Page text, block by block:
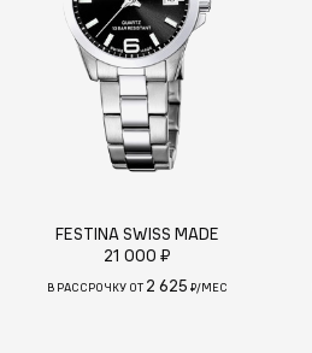
FESTINA SWISS MADE
21 000 ₽
В РАССРОЧКУ ОТ 2 625 ₽/МЕС